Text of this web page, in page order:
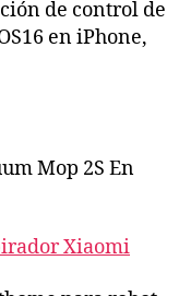
de control de
en iPhone,
Mop 2S En
Xiaomi